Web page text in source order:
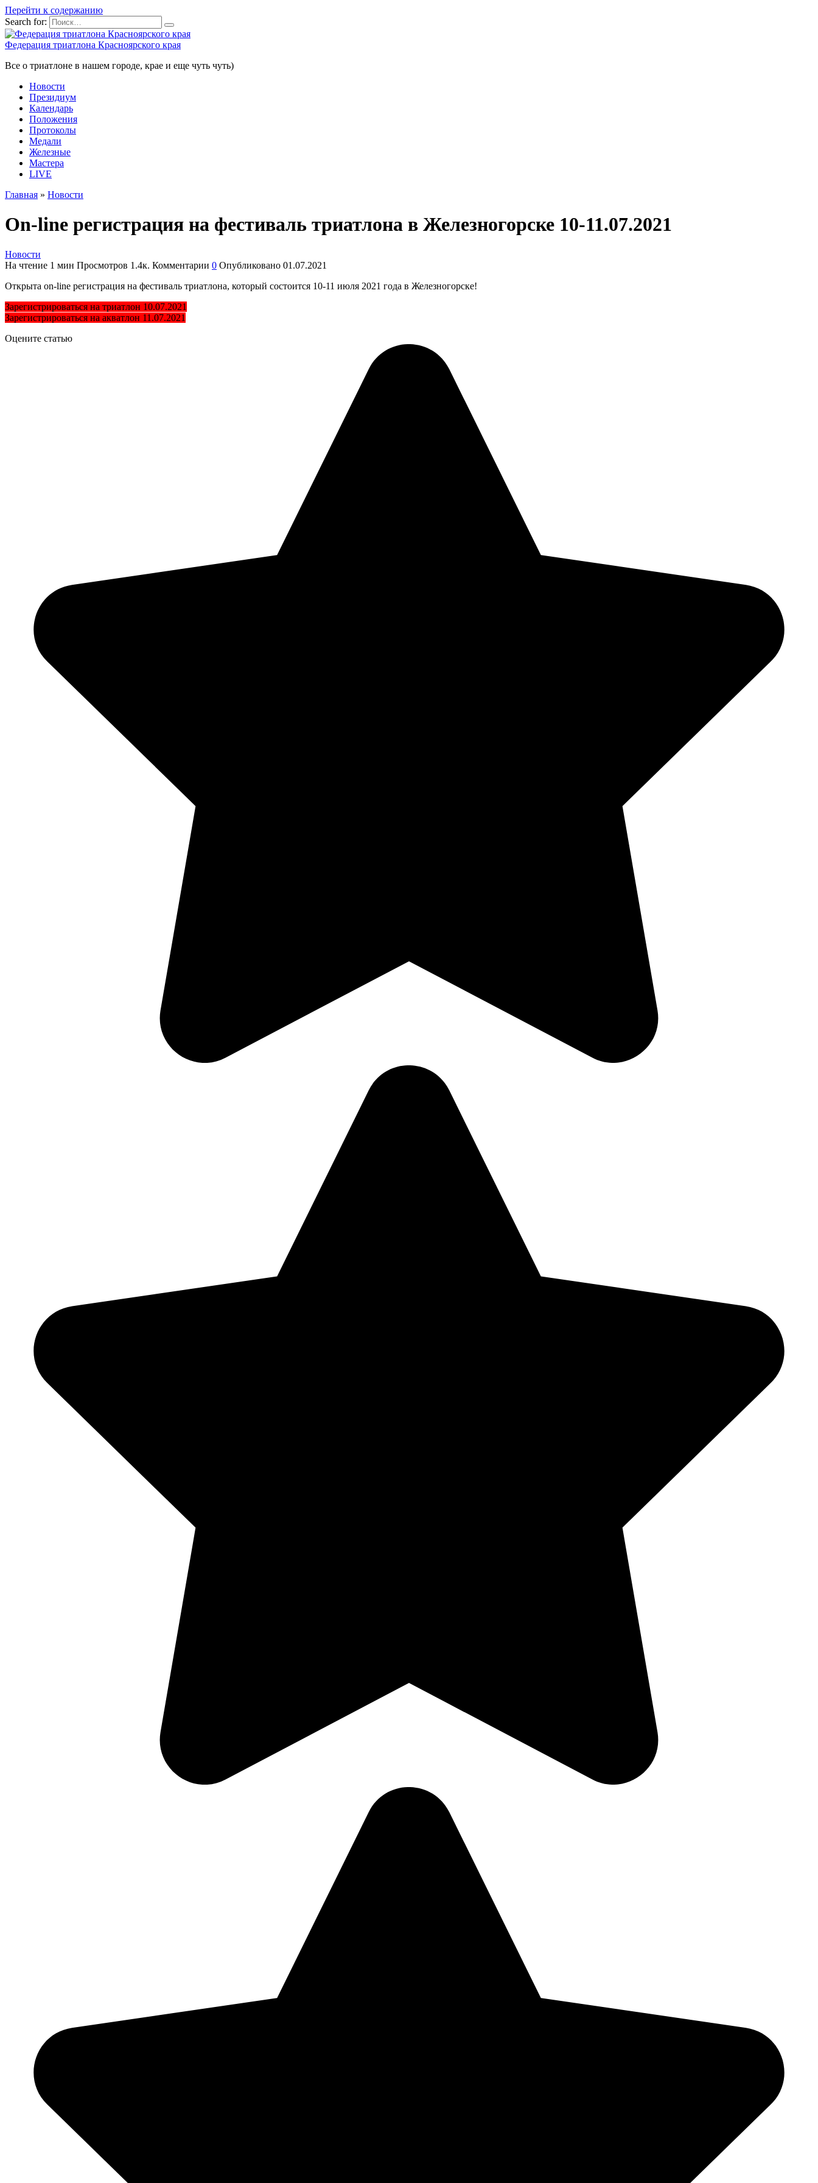
Перейти к содержанию
Search for:
Федерация триатлона Красноярского края
Все о триатлоне в нашем городе, крае и еще чуть чуть)
Новости
Президиум
Календарь
Положения
Протоколы
Медали
Железные
Мастера
LIVE
Главная » Новости
On-line регистрация на фестиваль триатлона в Железногорске 10-11.07.2021
Новости
На чтение 1 мин Просмотров 1.4к. Комментарии 0 Опубликовано 01.07.2021
Открыта on-line регистрация на фестиваль триатлона, который состоится 10-11 июля 2021 года в Железногорске!
Зарегистрироваться на триатлон 10.07.2021
Зарегистрироваться на акватлон 11.07.2021
Оцените статью